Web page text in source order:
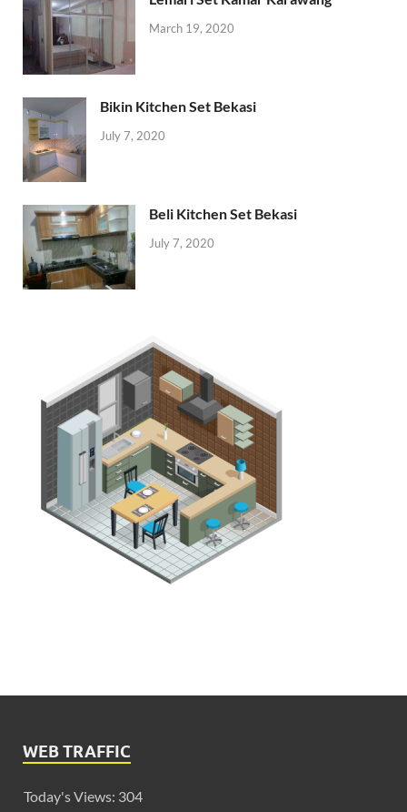
March 19, 2020
Bikin Kitchen Set Bekasi
July 7, 2020
Beli Kitchen Set Bekasi
July 7, 2020
WEB TRAFFIC
Today's Views: 304